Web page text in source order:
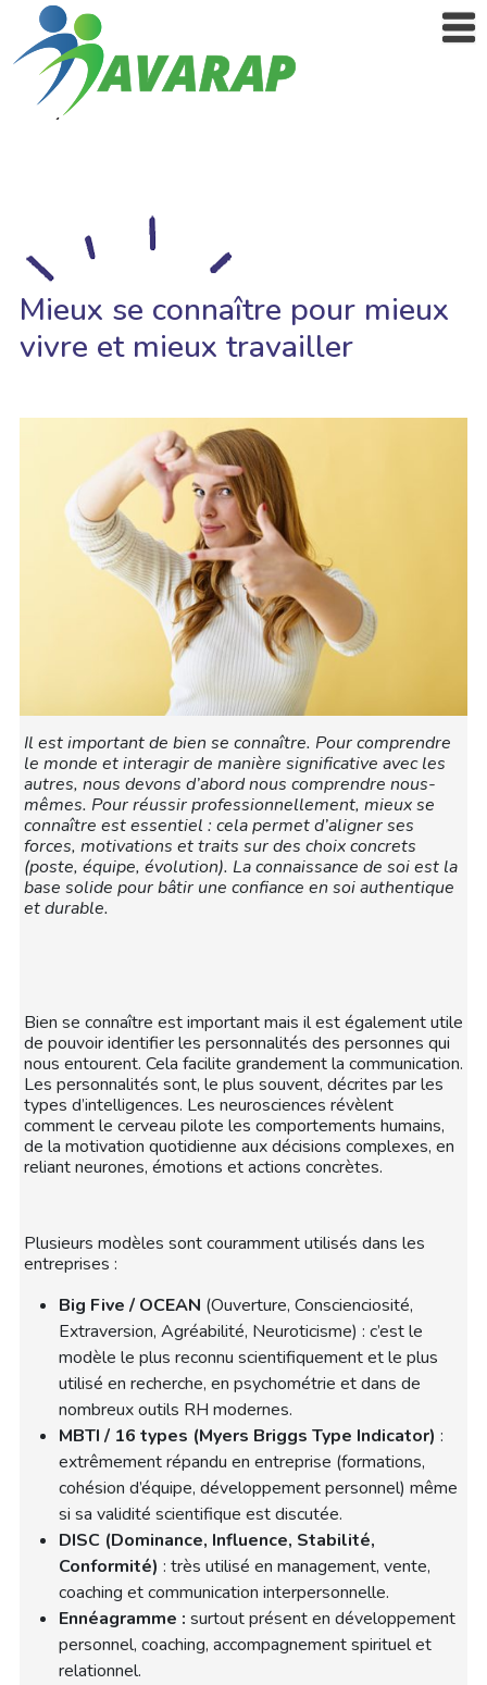
Mieux se connaître pour mieux
vivre et mieux travailler
Il est important de bien se connaître. Pour comprendre
le monde et interagir de manière significative avec les
autres, nous devons d’abord nous comprendre nous-
mêmes. Pour réussir professionnellement, mieux se
connaître est essentiel : cela permet d’aligner ses
forces, motivations et traits sur des choix concrets
(poste, équipe, évolution). La connaissance de soi est la
base solide pour bâtir une confiance en soi authentique
et durable.
Bien se connaître est important mais il est également utile
de pouvoir identifier les personnalités des personnes qui
nous entourent. Cela facilite grandement la communication.
Les personnalités sont, le plus souvent, décrites par les
types d’intelligences. Les neurosciences révèlent
comment le cerveau pilote les comportements humains,
de la motivation quotidienne aux décisions complexes, en
reliant neurones, émotions et actions concrètes.
Plusieurs modèles sont couramment utilisés dans les
entreprises :
Big Five / OCEAN (Ouverture, Conscienciosité,
Extraversion, Agréabilité, Neuroticisme) : c’est le
modèle le plus reconnu scientifiquement et le plus
utilisé en recherche, en psychométrie et dans de
nombreux outils RH modernes.
MBTI / 16 types (Myers Briggs Type Indicator) :
extrêmement répandu en entreprise (formations,
cohésion d’équipe, développement personnel) même
si sa validité scientifique est discutée.
DISC (Dominance, Influence, Stabilité,
Conformité) : très utilisé en management, vente,
coaching et communication interpersonnelle.
Ennéagramme : surtout présent en développement
personnel, coaching, accompagnement spirituel et
relationnel.